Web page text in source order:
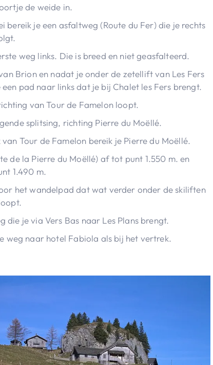
de weide in.
bereik je een asfaltweg (Route du Fer) die je rechts
weg links. Die is breed en niet geasfalteerd.
Brion en nadat je onder de zetellift van Les Fers
pad naar links dat je bij Chalet les Fers brengt.
van Tour de Famelon loopt.
splitsing, richting Pierre du Moëllé.
Tour de Famelon bereik je Pierre du Moëllé.
de la Pierre du Moëllé) af tot punt 1.550 m. en
1.490 m.
het wandelpad dat wat verder onder de skiliften
die je via Vers Bas naar Les Plans brengt.
weg naar hotel Fabiola als bij het vertrek.